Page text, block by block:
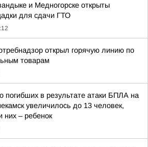
и Медногорске открыты
для сдачи ГТО
открыл горячую линию по
товарам
погибших в результате атаки БПЛА на
увеличилось до 13 человек,
них – ребенок